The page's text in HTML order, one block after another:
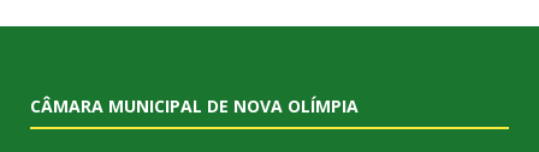
CÂMARA MUNICIPAL DE NOVA OLÍMPIA